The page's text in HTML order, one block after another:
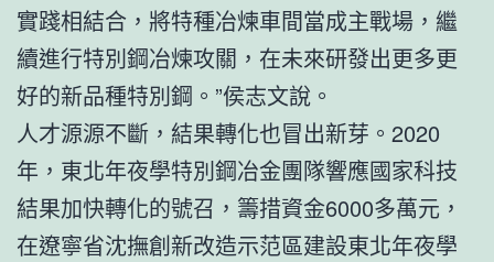
實踐相結合，將特種冶煉車間當成主戰場，繼
續進行特別鋼冶煉攻關，在未來研發出更多更
好的新品種特別鋼。”侯志文說。
人才源源不斷，結果轉化也冒出新芽。2020
年，東北年夜學特別鋼冶金團隊響應國家科技
結果加快轉化的號召，籌措資金6000多萬元，
在遼寧省沈撫創新改造示范區建設東北年夜學